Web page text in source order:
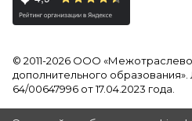
© 2011-2026 ООО
дополнительного образования».
64/00647996 от 17.04.2023 года.